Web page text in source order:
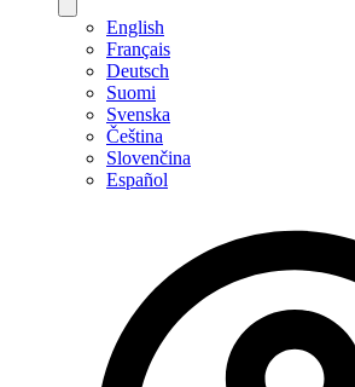
English
Français
Deutsch
Suomi
Svenska
Čeština
Slovenčina
Español